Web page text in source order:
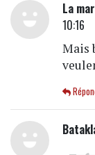
La
10:16
Mais